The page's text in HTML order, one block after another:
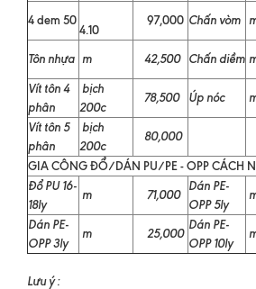
4 dem 50
4.10
97,000 Chấn vòm
Tôn nhựa m 42,500 Chấn diềm
Vít tôn 4
phân
bịch
200c
78,500 Úp nóc
Vít tôn 5
phân
bịch
200c
80,000
GIA CÔNG ĐỔ/DÁN PU/PE - OPP CÁCH
Đổ PU 16-
18ly
m 71,000
Dán PE-
OPP 5ly
Dán PE-
OPP 3ly
m 25,000
Dán PE-
OPP 10ly
Lưu ý :